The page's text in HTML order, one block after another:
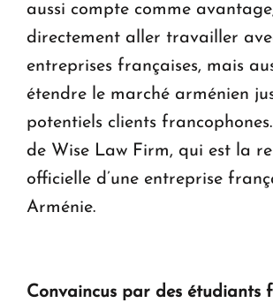
aussi compte comme
directement aller travailler
entreprises françaises, mais
étendre le marché arménien
potentiels clients francophones.
de Wise Law Firm, qui est la
officielle d’une entreprise
Arménie.
Convaincus par des étudiants